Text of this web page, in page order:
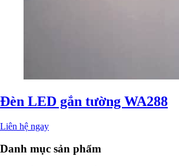
Đèn LED gắn tường WA288
Liên hệ ngay
Danh mục sản phẩm